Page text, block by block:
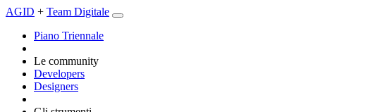
AGID + Team Digitale
Piano Triennale
Le community
Developers
Designers